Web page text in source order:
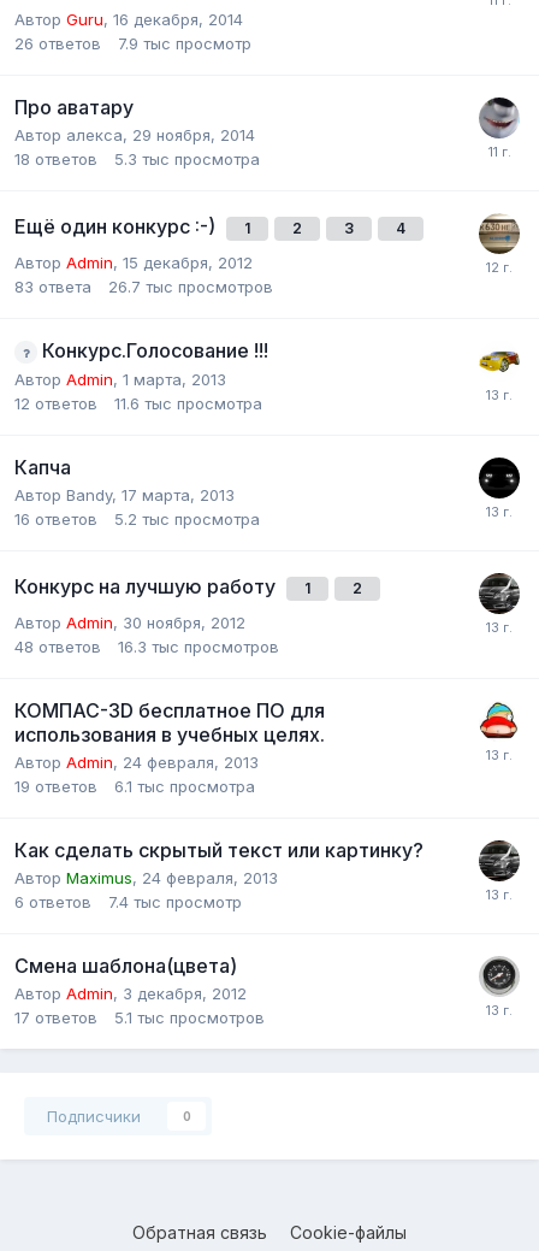
Автор Guru, 16 декабря, 2014
26 ответов 7.9 тыс просмотр
Про аватару
Автор алекса, 29 ноября, 2014
18 ответов 5.3 тыс просмотра
Ещё один конкурс :-) 1 2 3 4
Автор Admin, 15 декабря, 2012
83 ответа 26.7 тыс просмотров
Конкурс.Голосование !!!
Автор Admin, 1 марта, 2013
12 ответов 11.6 тыс просмотра
Капча
Автор Bandy, 17 марта, 2013
16 ответов 5.2 тыс просмотра
Конкурс на лучшую работу 1 2
Автор Admin, 30 ноября, 2012
48 ответов 16.3 тыс просмотров
КОМПАС-3D бесплатное ПО для
использования в учебных целях.
Автор Admin, 24 февраля, 2013
19 ответов 6.1 тыс просмотра
Как сделать скрытый текст или картинку?
Автор Maximus, 24 февраля, 2013
6 ответов 7.4 тыс просмотр
Смена шаблона(цвета)
Автор Admin, 3 декабря, 2012
17 ответов 5.1 тыс просмотров
Подписчики 0
Обратная связь Cookie-файлы